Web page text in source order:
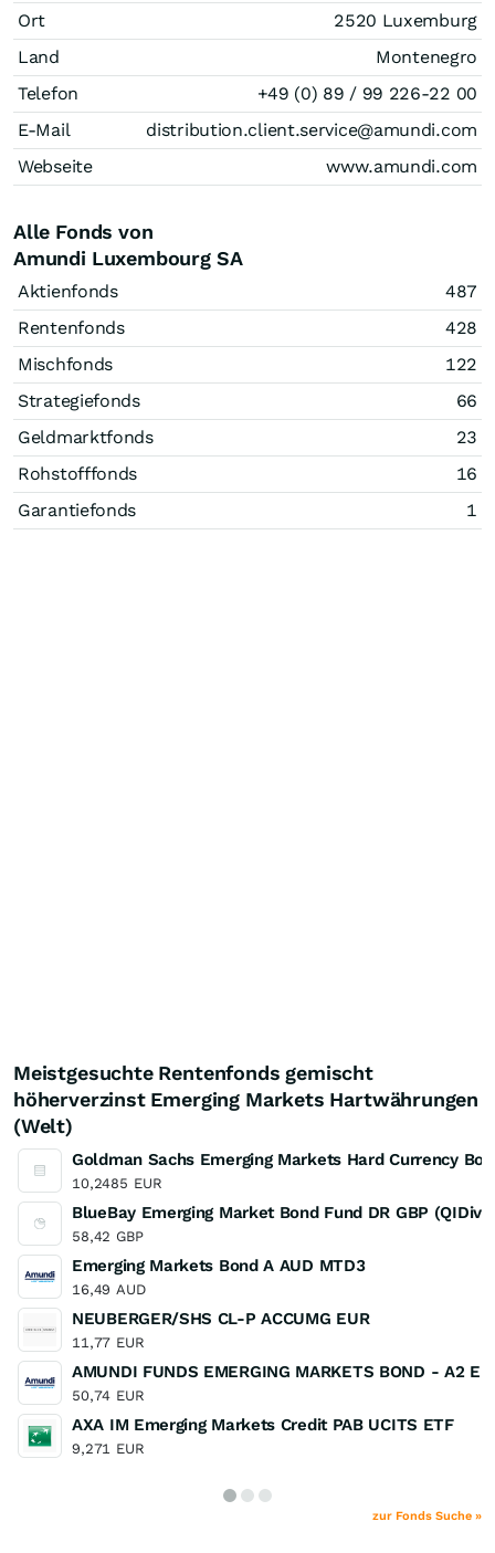
Ort
2520 Luxemburg
Land
Montenegro
Telefon
+49 (0) 89 / 99 226-22 00
E-Mail
distribution.client.service@amundi.com
Webseite
www.amundi.com
Alle Fonds von
Amundi Luxembourg SA
Aktienfonds
487
Rentenfonds
428
Mischfonds
122
Strategiefonds
66
Geldmarktfonds
23
Rohstofffonds
16
Garantiefonds
1
Meistgesuchte Rentenfonds gemischt
höherverzinst Emerging Markets Hartwährungen
(Welt)
Goldman Sachs Emerging Markets Hard Currency
10,2485 EUR
BlueBay Emerging Market Bond Fund DR GBP (QIDiv)
58,42 GBP
Emerging Markets Bond A AUD MTD3
16,49 AUD
NEUBERGER/SHS CL-P ACCUMG EUR
11,77 EUR
AMUNDI FUNDS EMERGING MARKETS BOND - A2
50,74 EUR
AXA IM Emerging Markets Credit PAB UCITS ETF
9,271 EUR
zur Fonds Suche »